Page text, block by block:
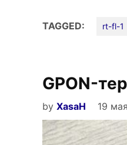
RT-
TAGGED: rt-fl-1
GPON-
by XasaH 19